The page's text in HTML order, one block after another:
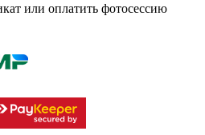
или оплатить фотосессию